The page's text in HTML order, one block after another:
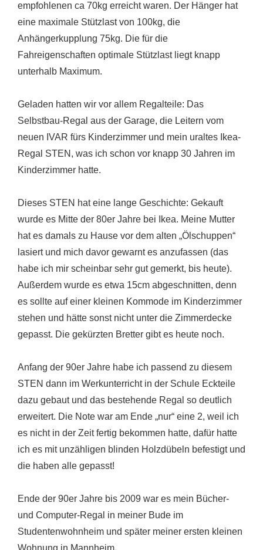
empfohlenen ca 70kg erreicht waren. Der Hänger hat
eine maximale Stützlast von 100kg, die
Anhängerkupplung 75kg. Die für die
Fahreigenschaften optimale Stützlast liegt knapp
unterhalb Maximum.
Geladen hatten wir vor allem Regalteile: Das
Selbstbau-Regal aus der Garage, die Leitern vom
neuen IVAR fürs Kinderzimmer und mein uraltes Ikea-
Regal STEN, was ich schon vor knapp 30 Jahren im
Kinderzimmer hatte.
Dieses STEN hat eine lange Geschichte: Gekauft
wurde es Mitte der 80er Jahre bei Ikea. Meine Mutter
hat es damals zu Hause vor dem alten „Ölschuppen“
lasiert und mich davor gewarnt es anzufassen (das
habe ich mir scheinbar sehr gut gemerkt, bis heute).
Außerdem wurde es etwa 15cm abgeschnitten, denn
es sollte auf einer kleinen Kommode im Kinderzimmer
stehen und hätte sonst nicht unter die Zimmerdecke
gepasst. Die gekürzten Bretter gibt es heute noch.
Anfang der 90er Jahre habe ich passend zu diesem
STEN dann im Werkunterricht in der Schule Eckteile
dazu gebaut und das bestehende Regal so deutlich
erweitert. Die Note war am Ende „nur“ eine 2, weil ich
es nicht in der Zeit fertig bekommen hatte, dafür hatte
ich es mit unzähligen blinden Holzdübeln befestigt und
die haben alle gepasst!
Ende der 90er Jahre bis 2009 war es mein Bücher-
und Computer-Regal in meiner Bude im
Studentenwohnheim und später meiner ersten kleinen
Wohnung in Mannheim.